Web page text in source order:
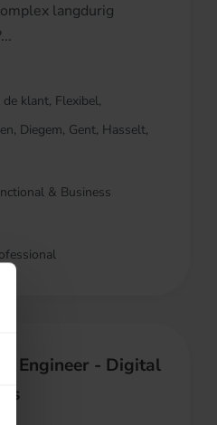
langdurig
de klant, Flexibel,
Diegem, Gent, Hasselt,
& Business
Engineer - Digital